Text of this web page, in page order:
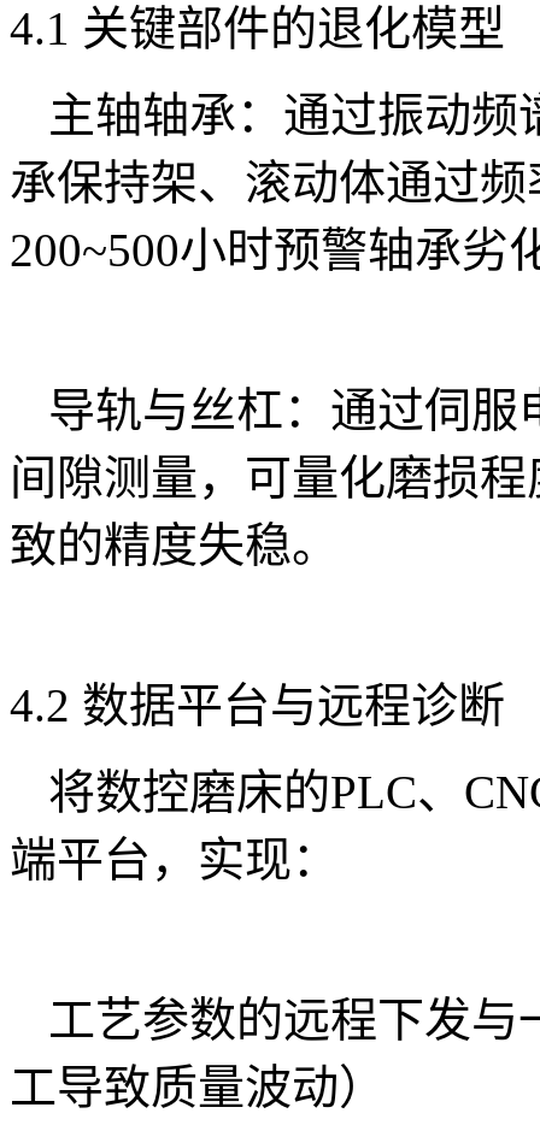
4.1 关键部件的退化模型
主轴轴承：通过振动
承保持架、滚动体通过
200~500小时预警轴承劣
导轨与丝杠：通过伺
间隙测量，可量化磨损
致的精度失稳。
4.2 数据平台与远程诊断
将数控磨床的PLC、
端平台，实现：
工艺参数的远程下发
工导致质量波动）